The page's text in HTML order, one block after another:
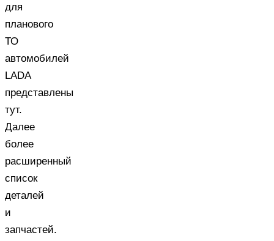
для
планового
ТО
автомобилей
LADA
представлены
тут.
Далее
более
расширенный
список
деталей
и
запчастей.